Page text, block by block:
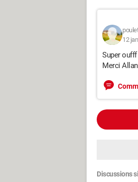
12
Super
Merci
Discussions